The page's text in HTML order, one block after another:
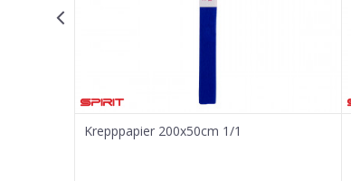
Krepppapier 200x50cm 1/1